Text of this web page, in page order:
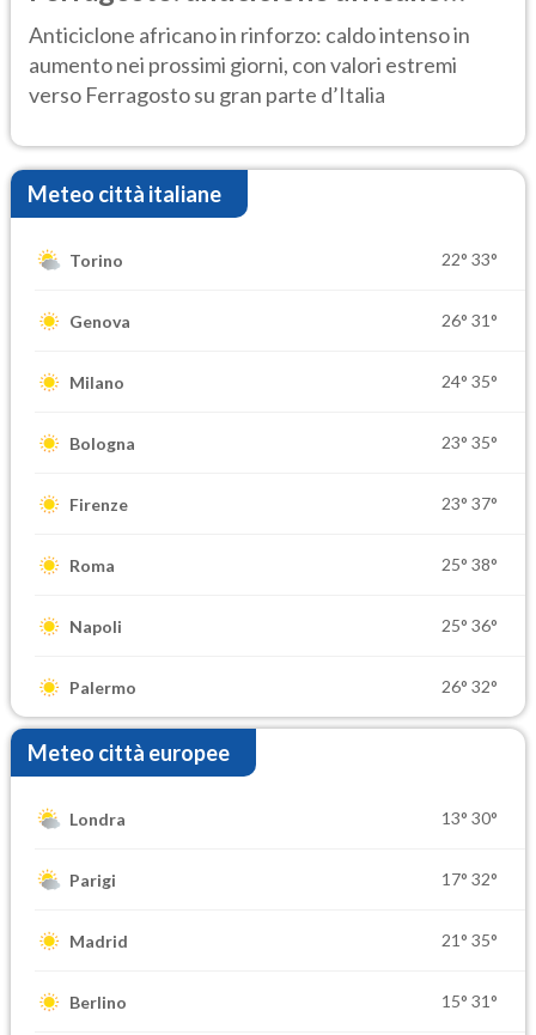
ancora protagonista
Anticiclone africano in rinforzo: caldo intenso in
aumento nei prossimi giorni, con valori estremi
verso Ferragosto su gran parte d’Italia
Meteo città italiane
Torino 22° 33°
Genova 26° 31°
Milano 24° 35°
Bologna 23° 35°
Firenze 23° 37°
Roma 25° 38°
Napoli 25° 36°
Palermo 26° 32°
Meteo città europee
Londra 13° 30°
Parigi 17° 32°
Madrid 21° 35°
Berlino 15° 31°